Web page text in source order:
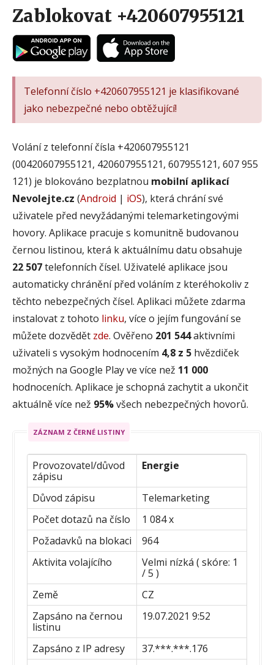
Zablokovat +420607955121
Telefonní číslo +420607955121 je klasifikované
jako nebezpečné nebo obtěžující!
Volání z telefonní čísla +420607955121
(00420607955121, 420607955121, 607955121, 607 955
121) je blokováno bezplatnou mobilní aplikací
Nevolejte.cz (Android | iOS), která chrání své
uživatele před nevyžádanými telemarketingovými
hovory. Aplikace pracuje s komunitně budovanou
černou listinou, která k aktuálnímu datu obsahuje
22 507telefonních čísel. Uživatelé aplikace jsou
automaticky chránění před voláním z kteréhokoliv z
těchto nebezpečných čísel. Aplikaci můžete zdarma
instalovat z tohoto linku, více o jejím fungování se
můžete dozvědět zde. Ověřeno 201 544aktivními
uživateli s vysokým hodnocením 4,8 z 5 hvězdiček
možných na Google Play ve více než 11 000
hodnoceních. Aplikace je schopná zachytit a ukončit
aktuálně více než 95%všech nebezpečných hovorů.
ZÁZNAM Z ČERNÉ LISTINY
Provozovatel/důvod
zápisu
Energie
Důvod zápisu
Telemarketing
Počet dotazů na číslo
1 084 x
Požadavků na blokaci
964
Aktivita volajícího
Velmi nízká ( skóre: 1
/ 5 )
Země
CZ
Zapsáno na černou
listinu
19.07.2021 9:52
Zapsáno z IP adresy
37.***.***.176